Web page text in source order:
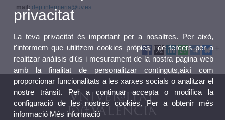
mail: dep.infermeria@uv.es
privacitat
La teva privacitat és important per a nosaltres. Per això,
t'informem que utilitzem cookies pròpies i de tercers per a
realitzar anàlisis d'ús i mesurament de la nostra pàgina web
amb la finalitat de personalitzar continguts,així com
proporcionar funcionalitats a les xarxes socials o analitzar el
nostre trànsit. Per a continuar accepta o modifica la
configuració de les nostres cookies. Per a obtenir més
informació Més informació